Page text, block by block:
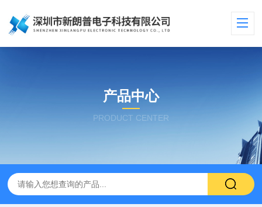
产品中心
PRODUCT CENTER